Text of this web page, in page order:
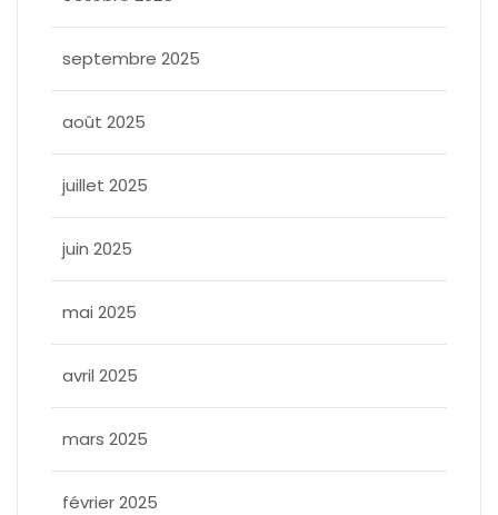
septembre 2025
août 2025
juillet 2025
juin 2025
mai 2025
avril 2025
mars 2025
février 2025